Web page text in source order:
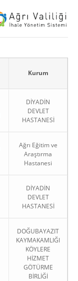
Kurum
DİYADİN
DEVLET
HASTANESİ
Ağrı Eğitim ve
Araştırma
Hastanesi
DİYADİN
DEVLET
HASTANESİ
DOĞUBAYAZIT
KAYMAKAMLIĞI
KÖYLERE
HİZMET
GÖTÜRME
BİRLİĞİ